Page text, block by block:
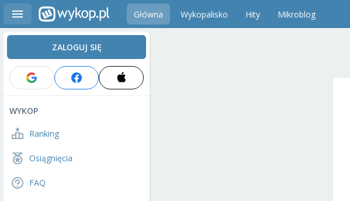
Główna Wykopalisko Hity Mikroblog
ZALOGUJ SIĘ
WYKOP
Ranking
Osiągnięcia
FAQ